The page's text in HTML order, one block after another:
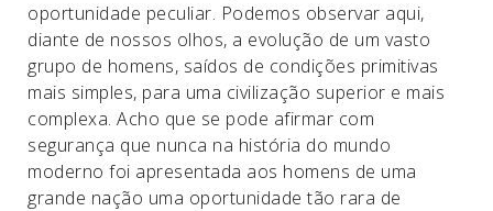
oportunidade peculiar. Podemos observar aqui,
diante de nossos olhos, a evolução de um vasto
grupo de homens, saídos de condições primitivas
mais simples, para uma civilização superior e mais
complexa. Acho que se pode afirmar com
segurança que nunca na história do mundo
moderno foi apresentada aos homens de uma
grande nação uma oportunidade tão rara de